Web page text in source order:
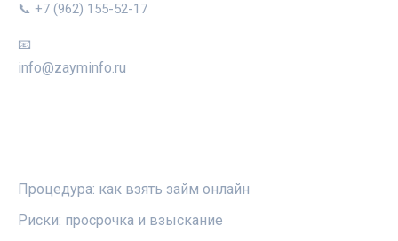
📞 +7 (962) 155-52-17
📧
info@zayminfo.ru
Процедура: как взять займ онлайн
Риски: просрочка и взыскание